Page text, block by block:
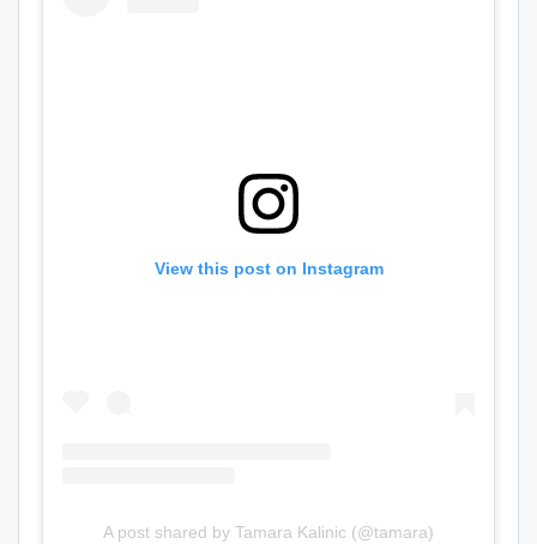
View this post on Instagram
A post shared by Tamara Kalinic (@tamara)